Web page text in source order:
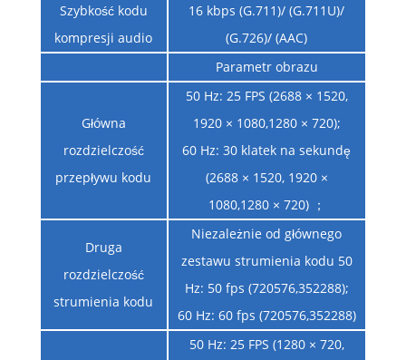
Szybkość kodu
kompresji audio
16 kbps (G.711)/ (G.711U)/
(G.726)/ (AAC)
Parametr obrazu
Główna
rozdzielczość
przepływu kodu
50 Hz: 25 FPS (2688 × 1520,
1920 × 1080,1280 × 720);
60 Hz: 30 klatek na sekundę
(2688 × 1520, 1920 ×
1080,1280 × 720) ；
Druga
rozdzielczość
strumienia kodu
Niezależnie od głównego
zestawu strumienia kodu 50
Hz: 50 fps (720576,352288);
60 Hz: 60 fps (720576,352288)
50 Hz: 25 FPS (1280 × 720,